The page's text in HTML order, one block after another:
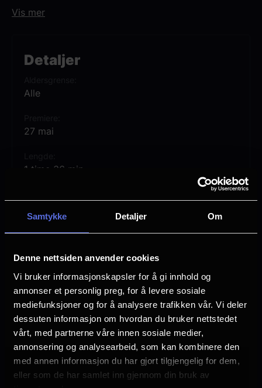
Samtykke Detaljer Om
Denne nettsiden anvender cookies
Vi bruker informasjonskapsler for å gi innhold og
annonser et personlig preg, for å levere sosiale
mediefunksjoner og for å analysere trafikken vår. Vi deler
dessuten informasjon om hvordan du bruker nettstedet
vårt, med partnerne våre innen sosiale medier,
annonsering og analysearbeid, som kan kombinere den
med annen informasjon du har gjort tilgjengelig for dem,
eller som de har samlet inn gjennom din bruk av
Detaljer
Alle
27 mai
1 time 36 min
Vurdering: (7 stemmer 81.00%)
Rollebesetning
Selma Blair
Reese Witherspoon
Luke Wilson
Språk
EN
Sjanger
Se mer
Elle Woods er en fasjonabel sorority
kjæreste, rikdom og status. Alt endrer seg
henne og begynner å date Vivian, en
vinne tilbake kjæresten ved å søke på
Harvard Law School, hvor hun består
prøven og kommer inn.
Klingenberg kl. 18:00
Kilden kl. 18:00
Lansert i 2001 - vises nå som del av vårt
Kinostalgi-program. Les mer om Kinostalgi
her
Vis mer